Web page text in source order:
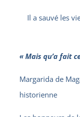
Il a sauvé les
« Mais qu’a fait
Margarida de
historienne